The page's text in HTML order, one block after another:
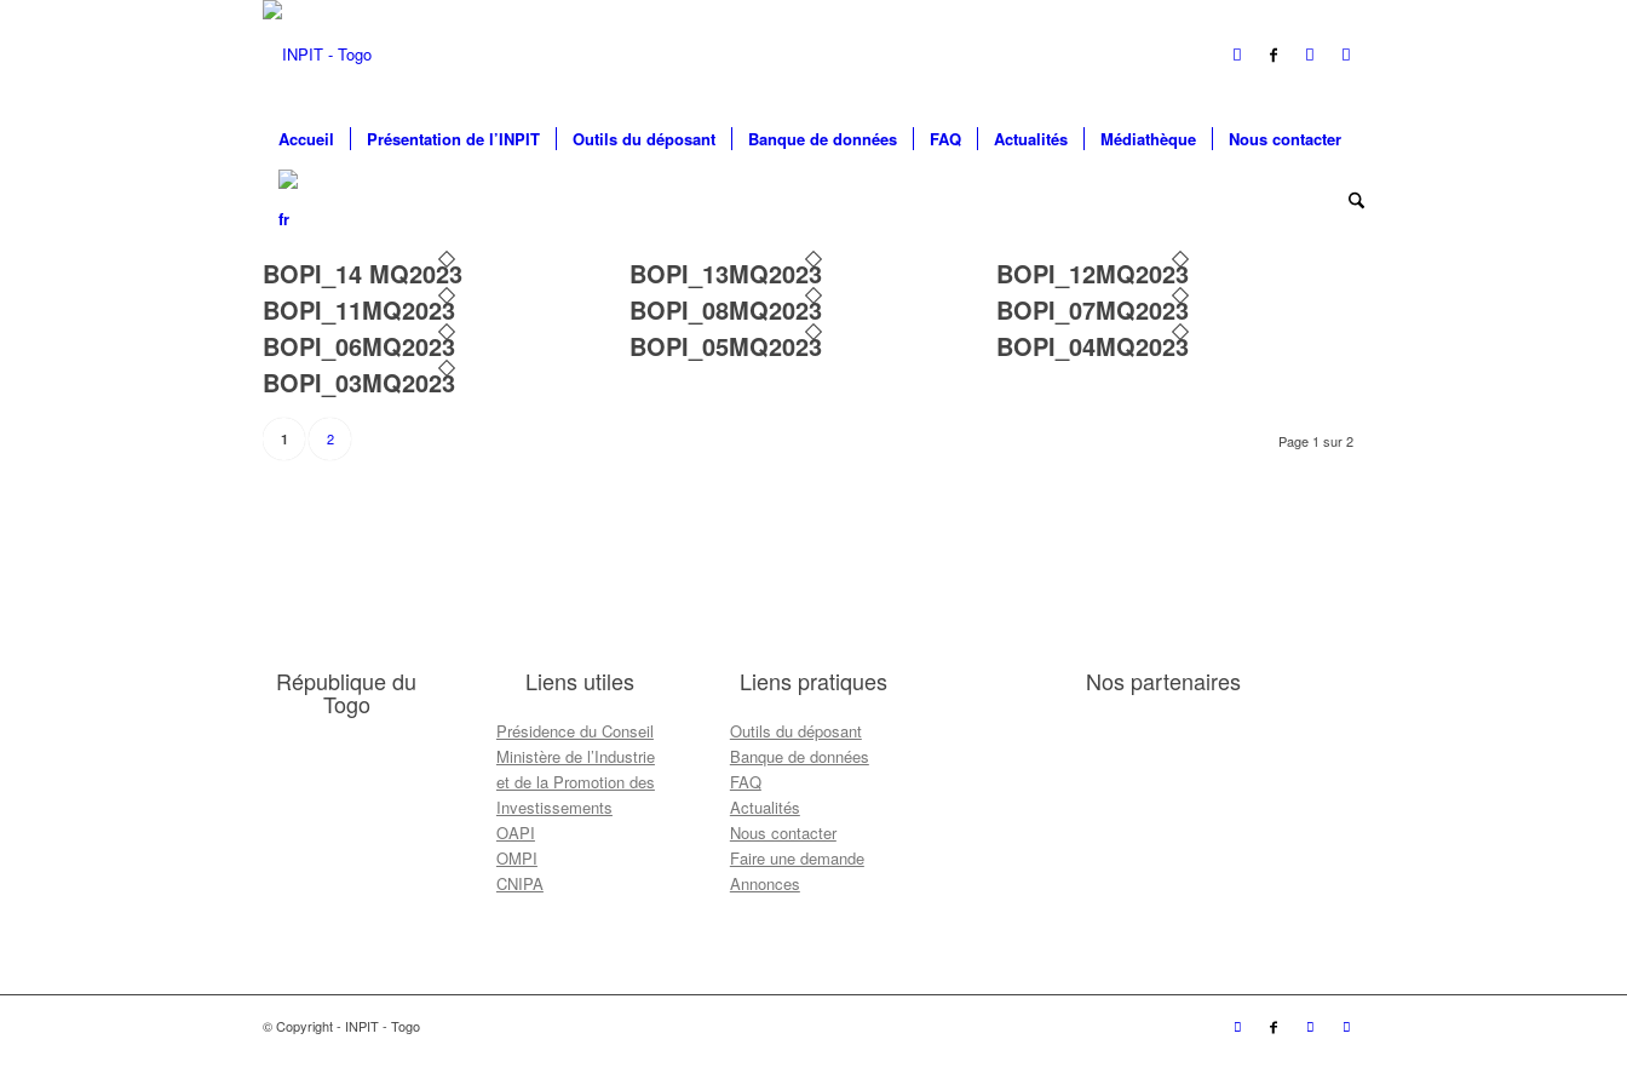
Accueil Présentation de l’INPIT Outils du déposant Banque de données FAQ Actualités Médiathèque Nous contacter
BOPI_14 MQ2023 BOPI_13MQ2023
BOPI_12MQ2023
BOPI_11MQ2023
BOPI_08MQ2023
BOPI_07MQ2023
BOPI_06MQ2023
BOPI_05MQ2023
BOPI_04MQ2023
BOPI_03MQ2023
Page 1 sur 2
1 2
République du
Togo
Liens utiles
Présidence du Conseil
Ministère de l’Industrie
et de la Promotion des
Investissements
OAPI
OMPI
CNIPA
Liens pratiques
Outils du déposant
Banque de données
FAQ
Actualités
Nous contacter
Faire une demande
Annonces
Nos partenaires
© Copyright - INPIT - Togo